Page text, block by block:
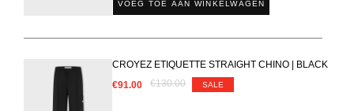
VOEG TOE AAN WINKELWAGEN
CROYEZ ETIQUETTE STRAIGHT CHINO | BLACK
€91.00
€130.00 SALE